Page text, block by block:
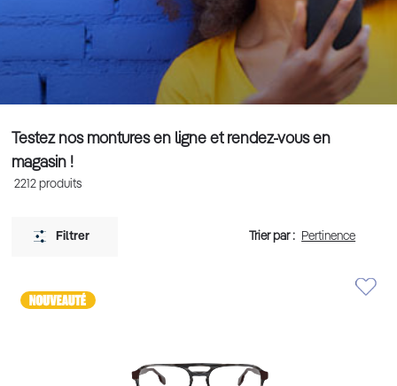
Testez nos montures en ligne et rendez-vous en
magasin !
2212 produits
Filtrer Trier par :